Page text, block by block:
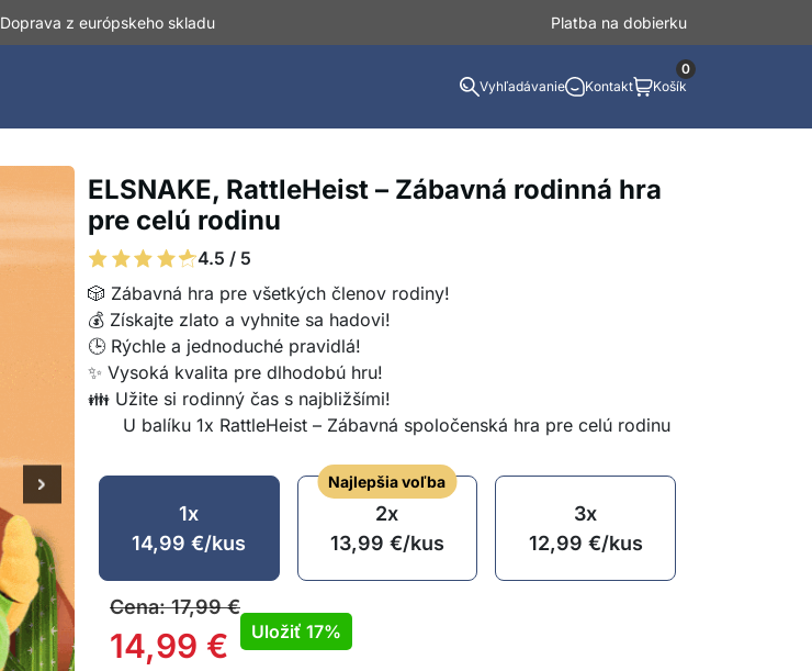
Doprava z európskeho skladu Platba na dobierku
Vyhľadávanie Kontakt Košík
0
ELSNAKE, RattleHeist – Zábavná rodinná hra
pre celú rodinu
4.5 / 5
🎲 Zábavná hra pre všetkých členov rodiny!
💰 Získajte zlato a vyhnite sa hadovi!
🕒 Rýchle a jednoduché pravidlá!
✨ Vysoká kvalita pre dlhodobú hru!
👪 Užite si rodinný čas s najbližšími!
U balíku 1x RattleHeist – Zábavná spoločenská hra pre celú rodinu
1x
14,99€/kus
Najlepšia voľba
2x
13,99 €/kus
3x
12,99 €/kus
Cena:17,99€
14,99 € Uložiť 17%